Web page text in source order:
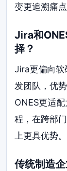
变更追溯痛点
Jira和
择？
Jira更偏向软
发团队，优
ONES更适
程，在跨部
上更具优势。
传统制造